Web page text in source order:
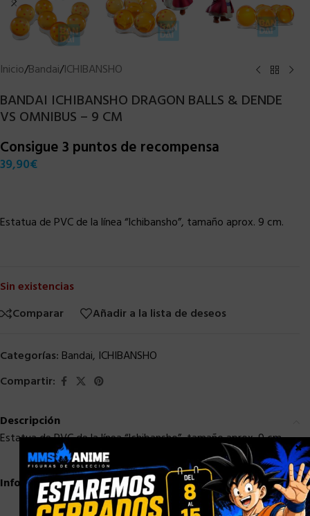
Inicio/Bandai/ICHIBANSHO
BANDAI ICHIBANSHO DRAGON BALLS & DENDE
VS OMNIBUS – 9 CM
Consigue 3 puntos de recompensa
39,90€
Estatua de PVC de la línea “Ichibansho”, tamaño aprox. 9 cm.
Sin existencias
Comparar
Añadir a la lista de deseos
Categorías: Bandai, ICHIBANSHO
Compartir:
Descripción
Estatua de PVC de la línea “Ichibansho”, tamaño aprox. 9 cm.
Información adicional
×